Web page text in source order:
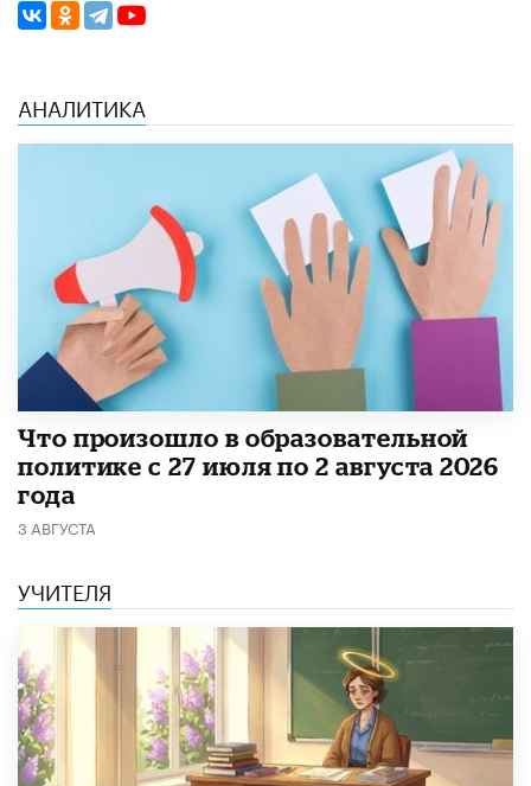
АНАЛИТИКА
​Что произошло в образовательной
политике с 27 июля по 2 августа 2026
года
3 АВГУСТА
УЧИТЕЛЯ